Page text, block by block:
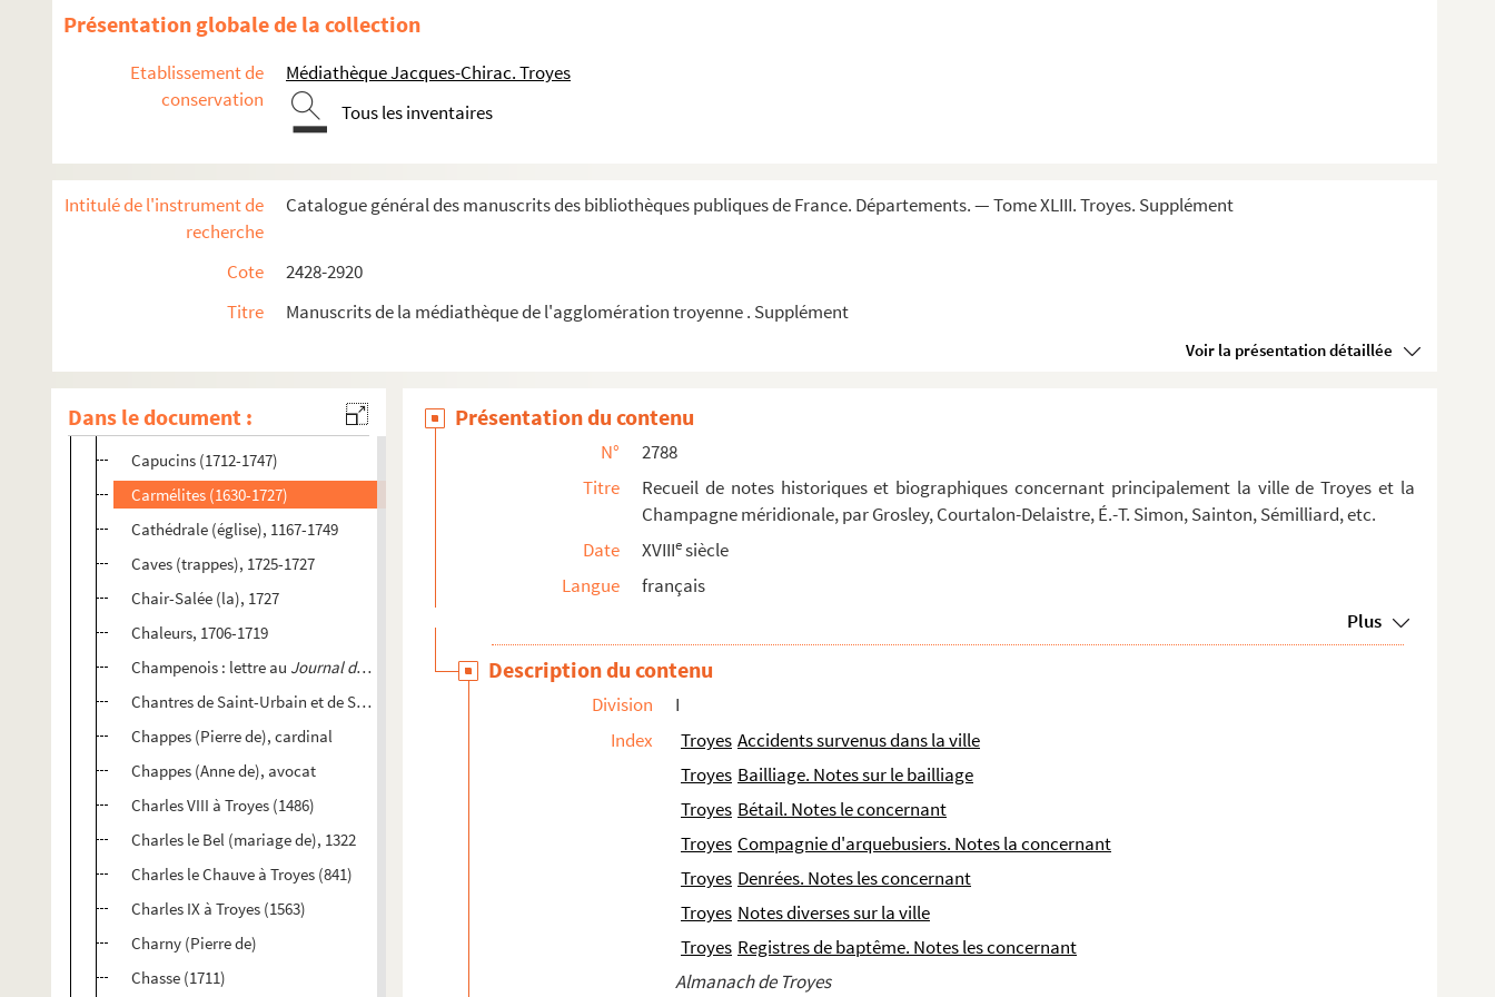
Présentation globale de la collection
Etablissement de
conservation
Médiathèque Jacques-Chirac. Troyes
Tous les inventaires
Intitulé de l'instrument de
recherche
Catalogue général des manuscrits des bibliothèques publiques de France. Départements. — Tome XLIII. Troyes. Supplément
Cote
2428-2920
Titre
Manuscrits de la médiathèque de l'agglomération troyenne . Supplément
Voir la présentation détaillée
Dans le document :
Bouchers (1428)
Bouillerot (Louis-Joseph)
Bourbon (Nicolas), le neveu
Bourg-Saint-Denis (le)
Brucher (Jean)
Cadet (Claude)
Camps devant Troyes (1567, 1714)
Capucins (1712-1747)
Carmélites (1630-1727)
Cathédrale (église), 1167-1749
Caves (trappes), 1725-1727
Chair-Salée (la), 1727
Chaleurs, 1706-1719
Champenois : lettre au Journal de Troyes
, 1785, sur le proverbe célèbre
Chantres de Saint-Urbain et de Saint-Pierre de Troyes (1490, 1665)
Chappes (Pierre de), cardinal
Chappes (Anne de), avocat
Charles VIII à Troyes (1486)
Charles le Bel (mariage de), 1322
Charles le Chauve à Troyes (841)
Charles IX à Troyes (1563)
Charny (Pierre de)
Chasse (1711)
Présentation du contenu
N°
2788
Titre
Recueil de notes historiques et biographiques concernant principalement la ville de Troyes et la
Champagne méridionale, par Grosley, Courtalon-Delaistre, É.-T. Simon, Sainton, Sémilliard, etc.
Date
XVIIIesiècle
Langue
français
Plus
Description du contenu
Division
I
Index
Troyes Accidents survenus dans la ville
Troyes Bailliage. Notes sur le bailliage
Troyes Bétail. Notes le concernant
Troyes Compagnie d'arquebusiers. Notes la concernant
Troyes Denrées. Notes les concernant
Troyes Notes diverses sur la ville
Troyes Registres de baptême. Notes les concernant
Almanach de Troyes